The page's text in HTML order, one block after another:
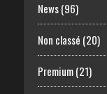
News(96)
Non classé (20)
Premium(21)